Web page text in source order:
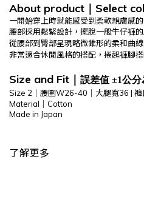
About product Select
一開始穿上時就能感受到柔軟親膚感
腰部採用鬆緊設計，擺脫一般牛仔褲
從腰部到臀部呈現略微錐形的柔和曲
非常適合休閒風格的搭配，捲起褲腳
Size and Fit 誤差值 ±1公分
Size 2｜腰圍W26-40｜ 大腿寬36 | 褲
Material｜ Cotton
Made in Japan
了解更多